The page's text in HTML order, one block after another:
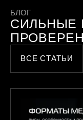
БЛОГ
СИЛЬНЫЕ
ВСЕ СТАТЬИ